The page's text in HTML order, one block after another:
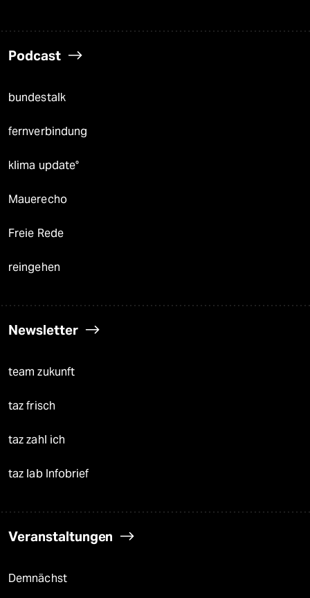
Podcast
bundestalk
fernverbindung
klima update°
Mauerecho
Freie Rede
reingehen
Newsletter
team zukunft
taz frisch
taz zahl ich
taz lab Infobrief
Veranstaltungen
Demnächst